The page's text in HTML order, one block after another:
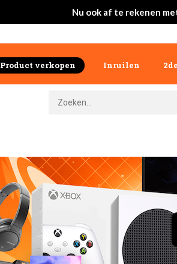
Nu ook af te rekenen
Product verkopen Inruilen